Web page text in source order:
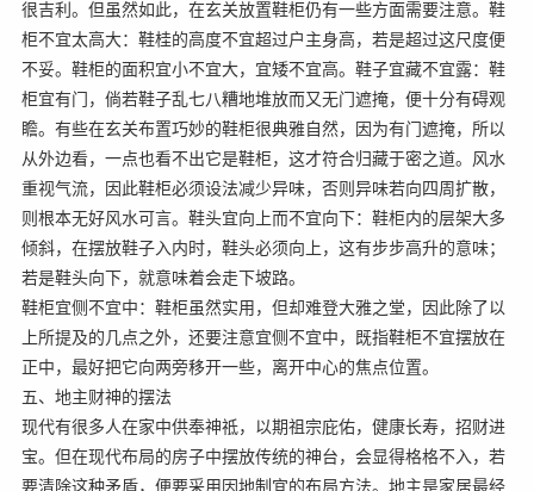
很吉利。但虽然如此，在玄关放置鞋柜仍有一些方面需要注意。鞋
柜不宜太高大：鞋桂的高度不宜超过户主身高，若是超过这尺度便
不妥。鞋柜的面积宜小不宜大，宜矮不宜高。鞋子宜藏不宜露：鞋
柜宜有门，倘若鞋子乱七八糟地堆放而又无门遮掩，便十分有碍观
瞻。有些在玄关布置巧妙的鞋柜很典雅自然，因为有门遮掩，所以
从外边看，一点也看不出它是鞋柜，这才符合归藏于密之道。风水
重视气流，因此鞋柜必须设法减少异味，否则异味若向四周扩散，
则根本无好风水可言。鞋头宜向上而不宜向下：鞋柜内的层架大多
倾斜，在摆放鞋子入内时，鞋头必须向上，这有步步高升的意味；
若是鞋头向下，就意味着会走下坡路。
鞋柜宜侧不宜中：鞋柜虽然实用，但却难登大雅之堂，因此除了以
上所提及的几点之外，还要注意宜侧不宜中，既指鞋柜不宜摆放在
正中，最好把它向两旁移开一些，离开中心的焦点位置。
五、地主财神的摆法
现代有很多人在家中供奉神祗，以期祖宗庇佑，健康长寿，招财进
宝。但在现代布局的房子中摆放传统的神台，会显得格格不入，若
要清除这种矛盾，便要采用因地制宜的布局方法。地主是家居最经